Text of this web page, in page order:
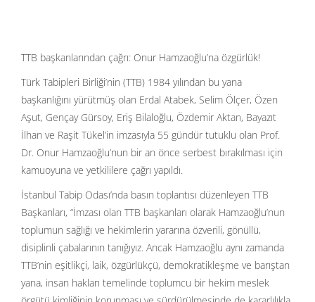
TTB başkanlarından çağrı: Onur Hamzaoğlu’na özgürlük!
Türk Tabipleri Birliği’nin (TTB) 1984 yılından bu yana
başkanlığını yürütmüş olan Erdal Atabek, Selim Ölçer, Özen
Aşut, Gençay Gürsoy, Eriş Bilaloğlu, Özdemir Aktan, Bayazıt
İlhan ve Raşit Tükel’in imzasıyla 55 gündür tutuklu olan Prof.
Dr. Onur Hamzaoğlu’nun bir an önce serbest bırakılması için
kamuoyuna ve yetkililere çağrı yapıldı.
İstanbul Tabip Odası’nda basın toplantısı düzenleyen TTB
Başkanları, “İmzası olan TTB başkanları olarak Hamzaoğlu’nun
toplumun sağlığı ve hekimlerin yararına özverili, gönüllü,
disiplinli çabalarının tanığıyız. Ancak Hamzaoğlu aynı zamanda
TTB’nin eşitlikçi, laik, özgürlükçü, demokratikleşme ve barıştan
yana, insan hakları temelinde toplumcu bir hekim meslek